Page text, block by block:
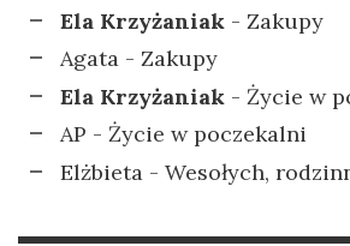
Ela Krzyżaniak - Zakupy
Agata - Zakupy
Ela Krzyżaniak - Życie w
AP - Życie w poczekalni
Elżbieta - Wesołych,